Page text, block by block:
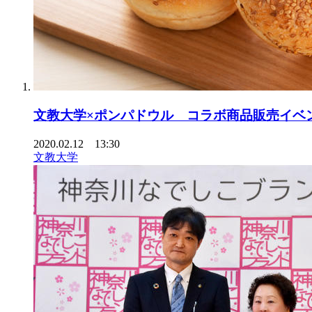
文教大学×ポンパドウル コラボ商品販売イベ
2020.02.12 13:30
文教大学